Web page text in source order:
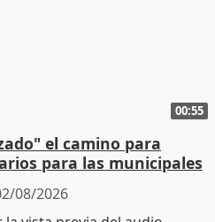
00:55
el camino para
para las municipales
08/2026